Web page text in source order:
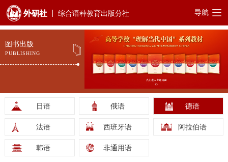
综合语种教育出版分社 导航
图书出版
PUBLISHING
日语 俄语 德语
法语 西班牙语 阿拉伯语
韩语 非通用语